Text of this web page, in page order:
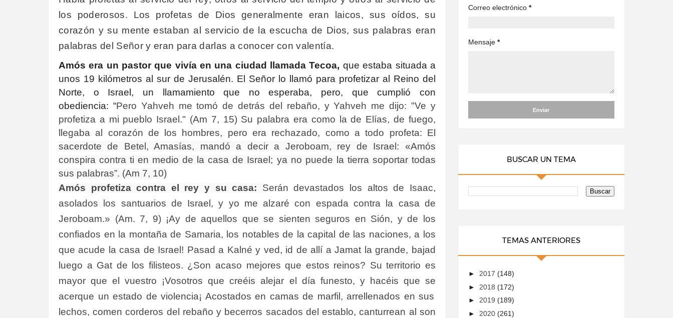
los poderosos. Los profetas de Dios generalmente eran laicos, sus oídos, su
corazón y su mente estaban al servicio de la escucha de Dios, sus palabras eran
palabras del Señor y eran para darlas a conocer con valentía.
Amós era un pastor que vivía en una ciudad llamada Tecoa, que estaba situada a
unos 19 kilómetros al sur de Jerusalén. El Señor lo llamó para profetizar al Reino del
Norte, o Israel, un llamamiento que no esperaba, pero, que cumplió con
obediencia: “Pero Yahveh me tomó de detrás del rebaño, y Yahveh me dijo: "Ve y
profetiza a mi pueblo Israel." (Am 7, 15) Su palabra era como la de Elías, de fuego,
llegaba al corazón de los hombres, pero era rechazado, como a todo profeta: El
sacerdote de Betel, Amasías, mandó a decir a Jeroboam, rey de Israel: «Amós
conspira contra ti en medio de la casa de Israel; ya no puede la tierra soportar todas
sus palabras”. (Am 7, 10)
Amós profetiza contra el rey y su casa:
Serán devastados los altos de Isaac,
asolados los santuarios de Israel, y yo me alzaré con espada contra la casa de
Jeroboam.» (Am. 7, 9) ¡Ay de aquellos que se sienten seguros en Sión, y de los
confiados en la montaña de Samaria, los notables de la capital de las naciones, a los
que acude la casa de Israel! Pasad a Kalné y ved, id de allí a Jamat la grande, bajad
luego a Gat de los filisteos. ¿Son acaso mejores que estos reinos? Su territorio es
mayor que el vuestro ¡Vosotros que creéis alejar el día funesto, y hacéis que se
acerque un estado de violencia¡ Acostados en camas de marfil, arrellenados en sus
lechos, comen corderos del rebaño y becerros sacados del establo, canturrean al son
Correo electrónico *
Mensaje *
BUSCAR UN TEMA
TEMAS ANTERIORES
► 2017 (148)
► 2018 (172)
► 2019 (189)
► 2020 (261)